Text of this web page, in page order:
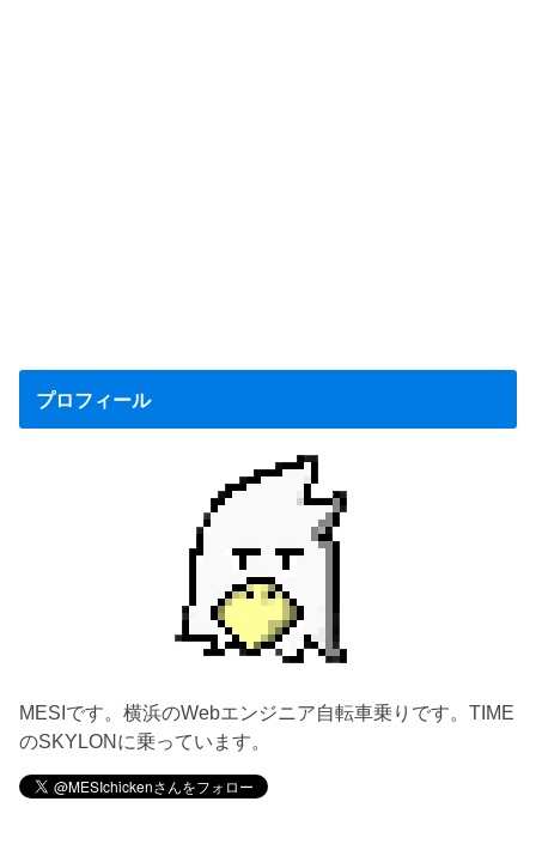
プロフィール
MESIです。横浜のWebエンジニア自転車乗りです。TIME
のSKYLONに乗っています。